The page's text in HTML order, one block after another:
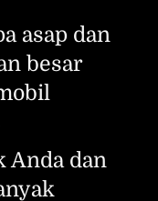
asap dan
besar
Anda dan